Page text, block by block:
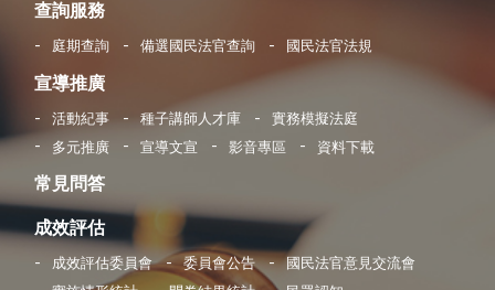
查詢服務
庭期查詢 備選國民法官查詢 國民法官法規
宣導推廣
活動紀事 種子講師人才庫
實務模擬法庭
多元推廣
宣導文宣 影音專區 資料下載
常見問答
成效評估
成效評估委員會 委員會公告
國民法官意見交流會